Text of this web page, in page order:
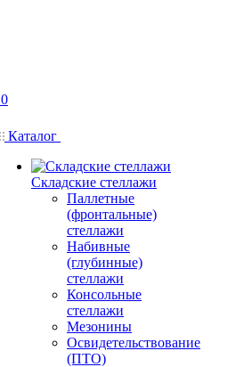
0
Каталог
Складские стеллажи
Паллетные
(фронтальные)
стеллажи
Набивные
(глубинные)
стеллажи
Консольные
стеллажи
Мезонины
Освидетельствование
(ПТО)